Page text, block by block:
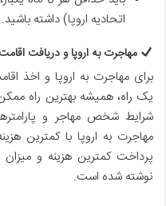
اتحادیه اروپا) داشته باشید.
مهاجرت به اروپا و دریافت اقامت
برای مهاجرت به اروپا و اخذ
یک راه، همیشه بهترین راه
شرایط شخص مهاجر و
مهاجرت به اروپا با کمترین
پرداخت کمترین هزینه و
نوشته شده است.